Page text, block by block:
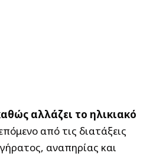
αλλάζει το ηλικιακό
από τις διατάξεις
αναπηρίας και